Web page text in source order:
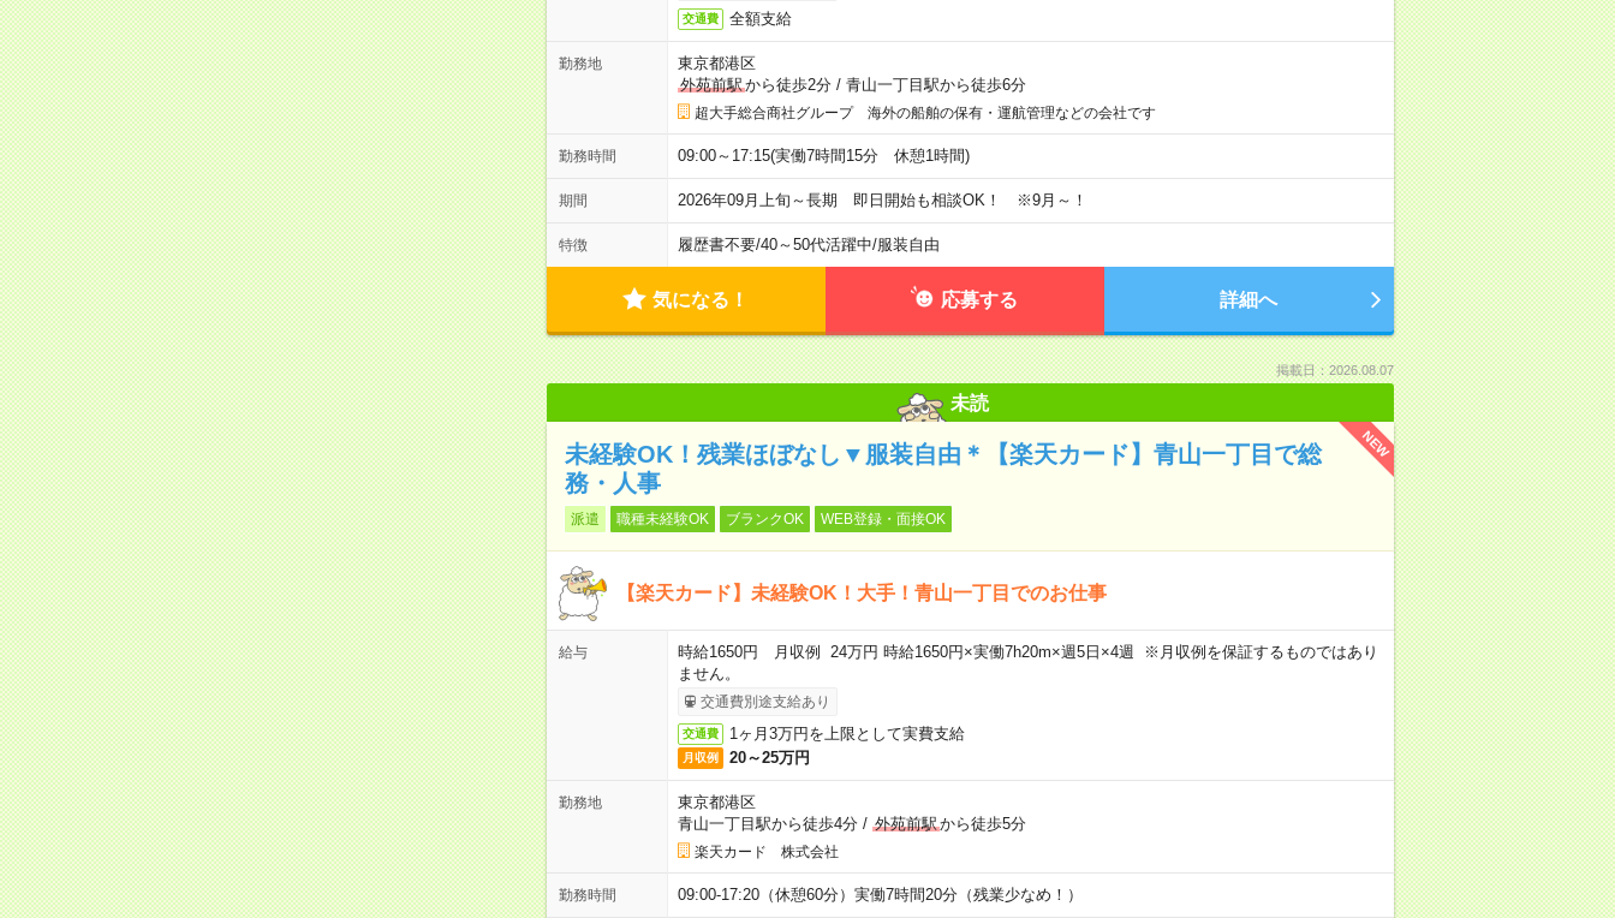
交通費 全額支給
勤務地
東京都港区
外苑前駅から徒歩2分/ 青山一丁目駅から徒歩6分
超大手総合商社グループ 海外の船舶の保有・運航管理などの会社です
勤務時間 09:00～17:15(実働7時間15分 休憩1時間)
期間 2026年09月上旬～長期 即日開始も相談OK！ ※9月～！
特徴 履歴書不要/40～50代活躍中/服装自由
気になる！ 応募する 詳細へ
掲載日：2026.08.07
未読
NEW
未経験OK！残業ほぼなし▼服装自由＊【楽天カード】青山一丁目で総
務・人事
派遣 職種未経験OK ブランクOK WEB登録・面接OK
【楽天カード】未経験OK！大手！青山一丁目でのお仕事
給与
時給1650円 月収例 24万円 時給1650円×実働7h20m×週5日×4週 ※月収例を保証するものではあり
ません。
交通費別途支給あり
交通費 1ヶ月3万円を上限として実費支給
月収例 20～25万円
勤務地
東京都港区
青山一丁目駅から徒歩4分/ 外苑前駅から徒歩5分
楽天カード 株式会社
勤務時間 09:00-17:20（休憩60分）実働7時間20分（残業少なめ！）